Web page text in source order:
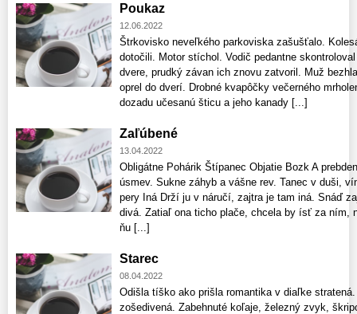
Poukaz
12.06.2022
Štrkovisko neveľkého parkoviska zašušťalo.
dotočili. Motor stíchol. Vodič pedantne
dvere, prudký závan ich znovu zatvoril. Muž
oprel do dverí. Drobné kvapôčky večerného
dozadu učesanú šticu a jeho kanady [...]
Zaľúbené
13.04.2022
Obligátne Pohárik Štípanec Objatie Bozk A
úsmev. Sukne záhyb a vášne rev. Tanec v duši,
pery Iná Drží ju v náručí, zajtra je tam iná. Snáď
divá. Zatiaľ ona ticho plače, chcela by ísť za ním,
ňu [...]
Starec
08.04.2022
Odišla tíško ako prišla romantika v diaľke
zošedivená. Zabehnuté koľaje, železný zvyk,